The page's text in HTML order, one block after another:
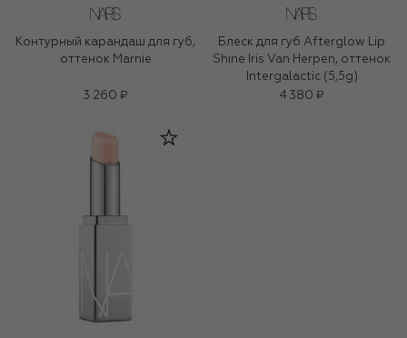
Контурный карандаш для губ,
оттенок Marnie
3 260 ₽
Блеск для губ Afterglow Lip
Shine Iris Van Herpen, оттенок
Intergalactic (5,5g)
4 380 ₽